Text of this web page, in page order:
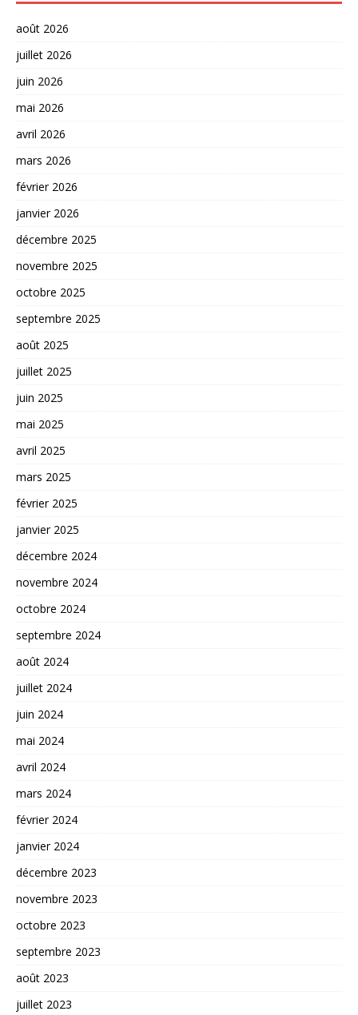
août 2026
juillet 2026
juin 2026
mai 2026
avril 2026
mars 2026
février 2026
janvier 2026
décembre 2025
novembre 2025
octobre 2025
septembre 2025
août 2025
juillet 2025
juin 2025
mai 2025
avril 2025
mars 2025
février 2025
janvier 2025
décembre 2024
novembre 2024
octobre 2024
septembre 2024
août 2024
juillet 2024
juin 2024
mai 2024
avril 2024
mars 2024
février 2024
janvier 2024
décembre 2023
novembre 2023
octobre 2023
septembre 2023
août 2023
juillet 2023